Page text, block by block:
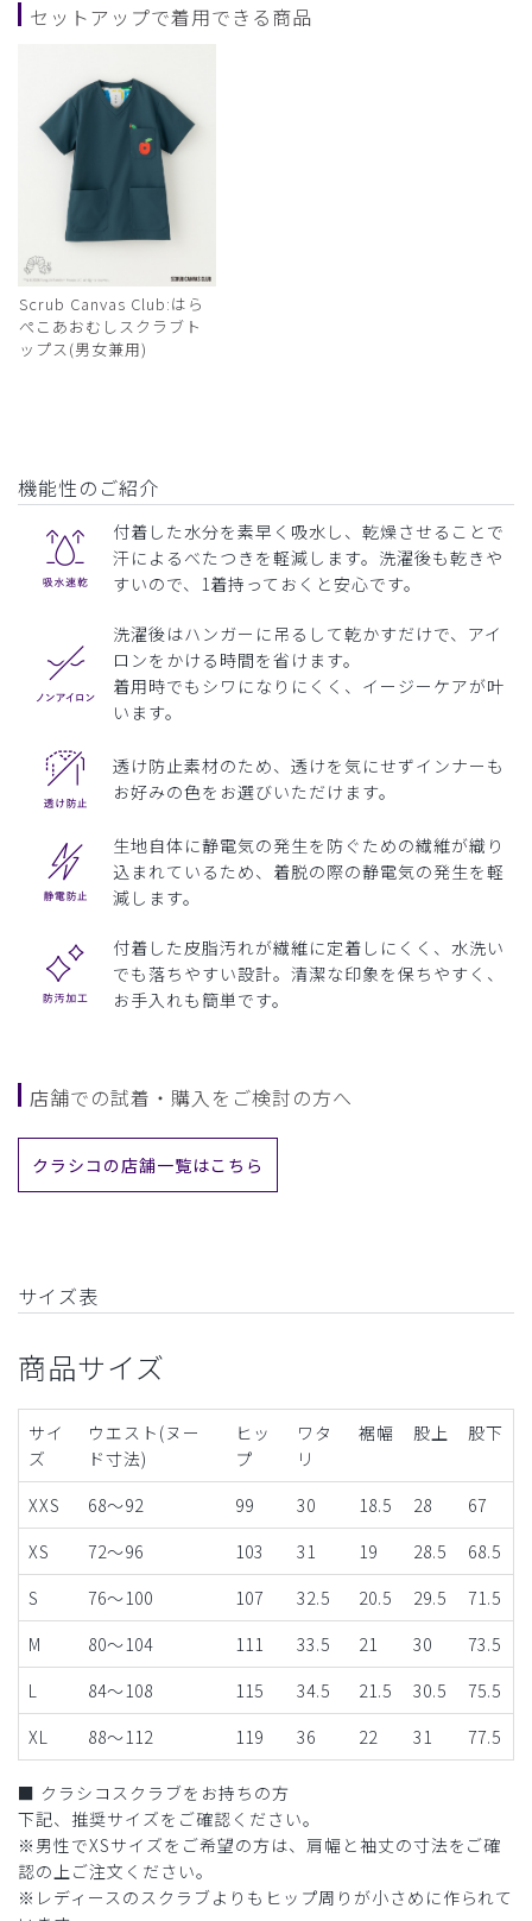
セットアップで着用できる商品
Scrub Canvas Club:はら
ぺこあおむしスクラブト
ップス(男女兼用)
機能性のご紹介
付着した水分を素早く吸水し、乾燥させることで
汗によるべたつきを軽減します。洗濯後も乾きや
すいので、1着持っておくと安心です。
洗濯後はハンガーに吊るして乾かすだけで、アイ
ロンをかける時間を省けます。
着用時でもシワになりにくく、イージーケアが叶
います。
透け防止素材のため、透けを気にせずインナーも
お好みの色をお選びいただけます。
生地自体に静電気の発生を防ぐための繊維が織り
込まれているため、着脱の際の静電気の発生を軽
減します。
付着した皮脂汚れが繊維に定着しにくく、水洗い
でも落ちやすい設計。清潔な印象を保ちやすく、
お手入れも簡単です。
店舗での試着・購入をご検討の方へ
クラシコの店舗一覧はこちら
サイズ表
商品サイズ
サイ
ズ
ウエスト(ヌー
ド寸法)
ヒッ
プ
ワタ
リ
裾幅 股上 股下
XXS 68～92 99 30 18.5 28
67
XS
72～96 103 31 19 28.5
68.5
S
76～100 107 32.5 20.5 29.5
71.5
M
80～104 111 33.5 21 30
73.5
L
84～108 115 34.5 21.5 30.5
75.5
XL
88～112 119 36 22 31 77.5
■ クラシコスクラブをお持ちの方
下記、推奨サイズをご確認ください。
※男性でXSサイズをご希望の方は、肩幅と袖丈の寸法をご確
認の上ご注文ください。
※レディースのスクラブよりもヒップ周りが小さめに作られて